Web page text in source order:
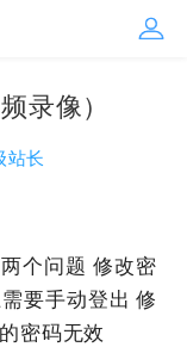
录像）
站长
个问题 修改密
要手动登出 修
密码无效